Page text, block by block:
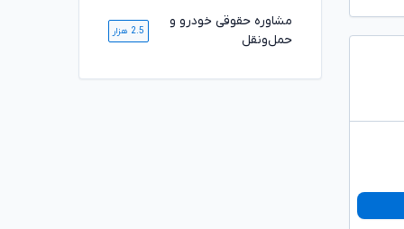
مشاوره حقوقی خودرو و
حمل‌ونقل
2.5 هزار